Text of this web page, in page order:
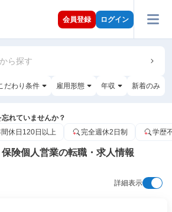
会員登録 ログイン
ら探す
だわり条件 雇用形態 年収 新着のみ
れていませんか？
間休日120日以上 完全週休2日制 学歴
険個人営業の転職・求人情報
詳細表示